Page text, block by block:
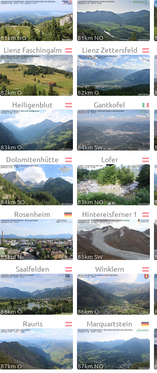
81km NO 81km NO
Lienz Faschingalm
82km O
Lienz Zettersfeld
82km O
Heiligenblut
83km O
Gantkofel
84km SW
Dolomitenhütte
84km SO
Lofer
85km NO
Rosenheim
85km N
Hintereisferner 1
85km SW
Saalfelden
86km O
Winklern
86km O
Rauris
87km O
Marquartstein
87km NO